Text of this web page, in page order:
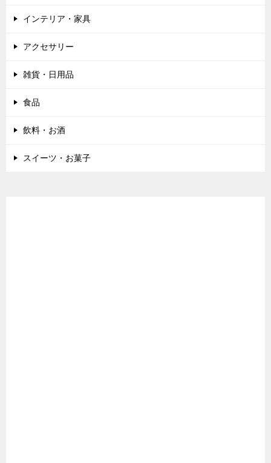
インテリア・家具
アクセサリー
雑貨・日用品
食品
飲料・お酒
スイーツ・お菓子